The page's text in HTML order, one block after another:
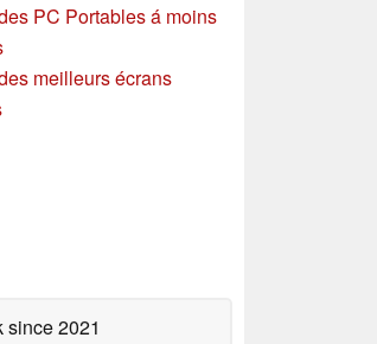
PC Portables á moins
meilleurs écrans
since 2021